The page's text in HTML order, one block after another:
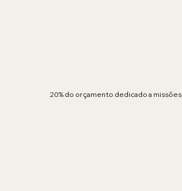
20% do orçamento dedicado a missões